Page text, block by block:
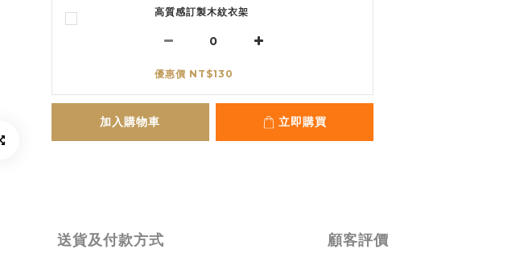
高質感訂製木紋衣架
優惠價 NT$130
加入購物車 立即購買
送貨及付款方式 顧客評價